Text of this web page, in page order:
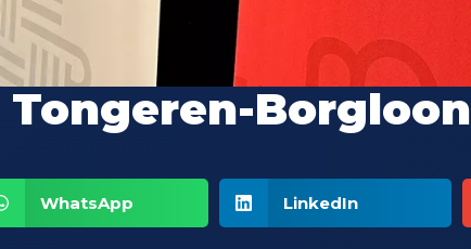
Borgloon
WhatsApp LinkedIn